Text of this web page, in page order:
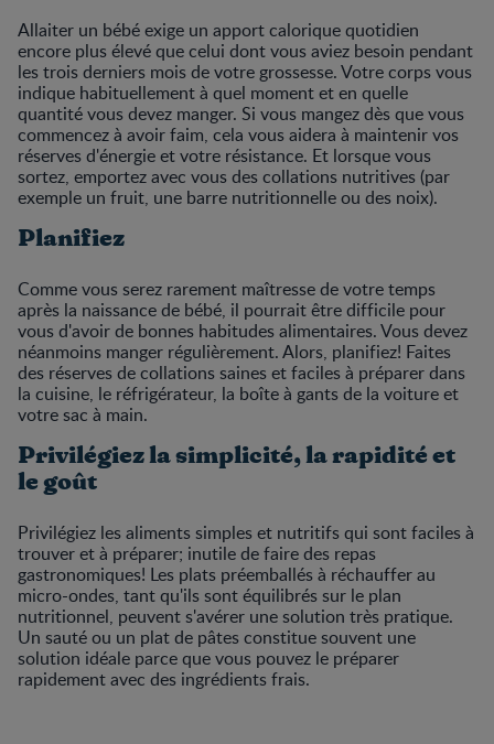
Allaiter un bébé exige un apport calorique quotidien
encore plus élevé que celui dont vous aviez besoin pendant
les trois derniers mois de votre grossesse. Votre corps vous
indique habituellement à quel moment et en quelle
quantité vous devez manger. Si vous mangez dès que vous
commencez à avoir faim, cela vous aidera à maintenir vos
réserves d'énergie et votre résistance. Et lorsque vous
sortez, emportez avec vous des collations nutritives (par
exemple un fruit, une barre nutritionnelle ou des noix).
Planifiez
Comme vous serez rarement maîtresse de votre temps
après la naissance de bébé, il pourrait être difficile pour
vous d'avoir de bonnes habitudes alimentaires. Vous devez
néanmoins manger régulièrement. Alors, planifiez! Faites
des réserves de collations saines et faciles à préparer dans
la cuisine, le réfrigérateur, la boîte à gants de la voiture et
votre sac à main.
Privilégiez la simplicité, la rapidité et
le goût
Privilégiez les aliments simples et nutritifs qui sont faciles à
trouver et à préparer; inutile de faire des repas
gastronomiques! Les plats préemballés à réchauffer au
micro-ondes, tant qu'ils sont équilibrés sur le plan
nutritionnel, peuvent s'avérer une solution très pratique.
Un sauté ou un plat de pâtes constitue souvent une
solution idéale parce que vous pouvez le préparer
rapidement avec des ingrédients frais.